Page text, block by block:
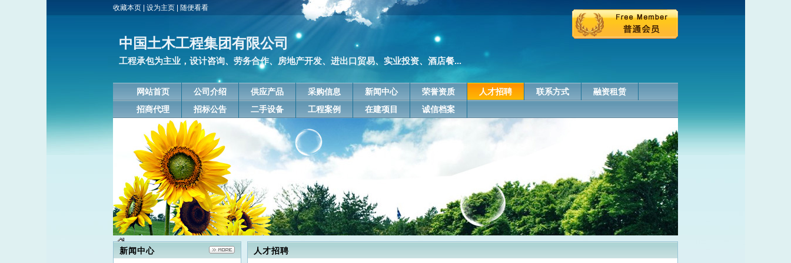
收藏本页 设为主页 随便看看
中国土木工程集团有限公司
工程承包为主业，设计咨询、劳务合作、房地产开发、进出口贸易、实业投资、酒店餐...
网站首页 公司介绍 供应产品 采购信息 新闻中心 荣誉资质 人才招聘 联系方式
融资租赁
招商代理
招标公告 二手设备 工程案例 在建项目 诚信档案
新闻中心 人才招聘